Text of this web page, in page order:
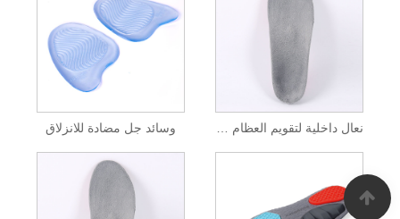
وسائد جل مضادة للانزلاق